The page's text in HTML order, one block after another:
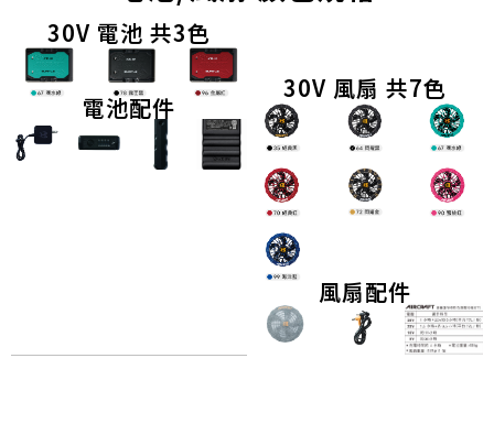
30V 電池 共3色
電池配件
30V 風扇 共7色
風扇配件